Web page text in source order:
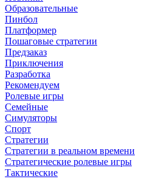
Образовательные
Пинбол
Платформер
Пошаговые стратегии
Предзаказ
Приключения
Разработка
Рекомендуем
Ролевые игры
Семейные
Симуляторы
Спорт
Стратегии
Стратегии в реальном времени
Стратегические ролевые игры
Тактические